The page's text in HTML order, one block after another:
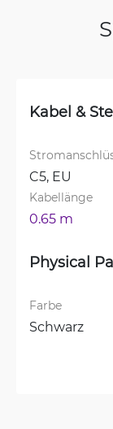
Kabel &
C5, EU
Kabellänge
0.65 m
Physical
Farbe
Schwarz